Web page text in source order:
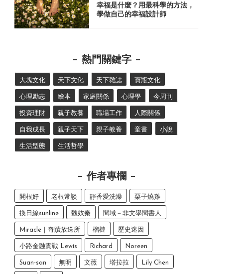
幸福是什麼？用最科學的方法，
學做自己的幸福設計師
熱門關鍵字
大塊文化 天下文化 天下雜誌 寶瓶文化
心理勵志 繪本 家庭關係 心理學 今周刊
投資理財 親子教養 職場工作 人際關係
自我成長 親子天下 親子教養 童書 小說
生活型態 生活哲學
作者專欄
開根好 老根常談 靜香愛洗澡 栗子燒雞
換日線sunline 魏妏秦 閱域－非文學閱書人
Miracle｜奇蹟放送所 榴槤 歷史迷因
小路金融實戰 Lewis Richard Noreen
Suan-san 無明 文薇 塔拉拉 Lily Chen